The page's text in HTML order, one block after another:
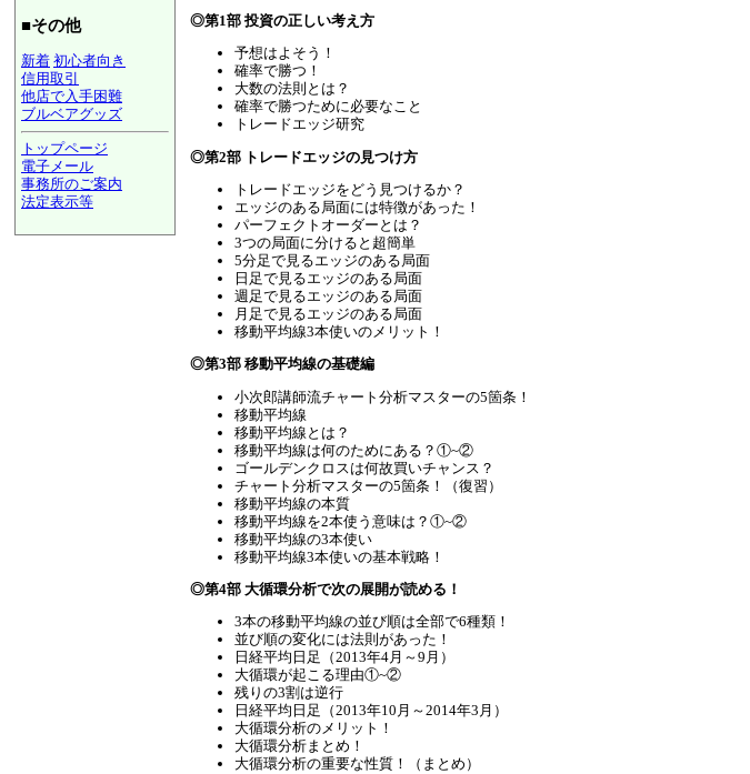
■その他
新着 初心者向き
信用取引
他店で入手困難
ブルベアグッズ
トップページ
電子メール
事務所のご案内
法定表示等
◎第1部 投資の正しい考え方
予想はよそう！
確率で勝つ！
大数の法則とは？
確率で勝つために必要なこと
トレードエッジ研究
◎第2部 トレードエッジの見つけ方
トレードエッジをどう見つけるか？
エッジのある局面には特徴があった！
パーフェクトオーダーとは？
3つの局面に分けると超簡単
5分足で見るエッジのある局面
日足で見るエッジのある局面
週足で見るエッジのある局面
月足で見るエッジのある局面
移動平均線3本使いのメリット！
◎第3部 移動平均線の基礎編
小次郎講師流チャート分析マスターの5箇条！
移動平均線
移動平均線とは？
移動平均線は何のためにある？①~②
ゴールデンクロスは何故買いチャンス？
チャート分析マスターの5箇条！（復習）
移動平均線の本質
移動平均線を2本使う意味は？①~②
移動平均線の3本使い
移動平均線3本使いの基本戦略！
◎第4部 大循環分析で次の展開が読める！
3本の移動平均線の並び順は全部で6種類！
並び順の変化には法則があった！
日経平均日足（2013年4月～9月）
大循環が起こる理由①~②
残りの3割は逆行
日経平均日足（2013年10月～2014年3月）
大循環分析のメリット！
大循環分析まとめ！
大循環分析の重要な性質！（まとめ）